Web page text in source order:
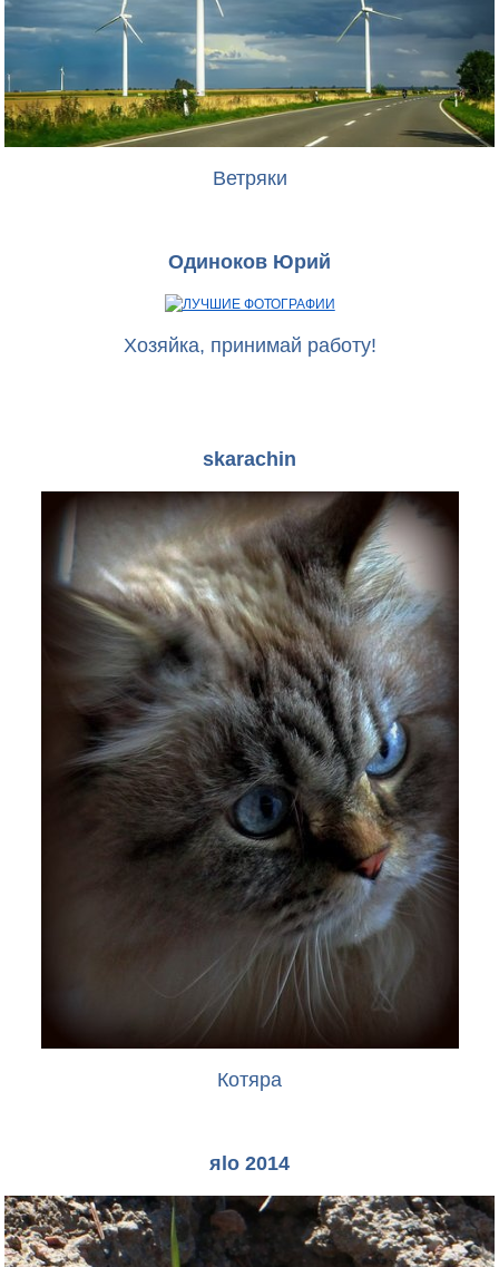
Ветряки
Одиноков Юрий
Хозяйка, принимай работу!
skarachin
Котяра
яlo 2014